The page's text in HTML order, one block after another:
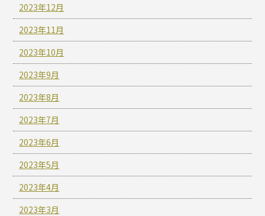
2023年12月
2023年11月
2023年10月
2023年9月
2023年8月
2023年7月
2023年6月
2023年5月
2023年4月
2023年3月